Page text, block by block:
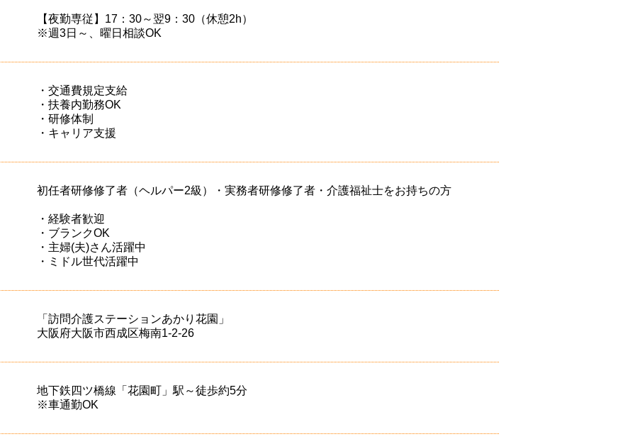
【夜勤専従】17：30～翌9：30（休憩2h）
※週3日～、曜日相談OK
・交通費規定支給
・扶養内勤務OK
・研修体制
・キャリア支援
初任者研修修了者（ヘルパー2級）・実務者研修修了者・介護福祉士をお持ちの方
・経験者歓迎
・ブランクOK
・主婦(夫)さん活躍中
・ミドル世代活躍中
「訪問介護ステーションあかり花園」
大阪府大阪市西成区梅南1-2-26
地下鉄四ツ橋線「花園町」駅～徒歩約5分
※車通勤OK